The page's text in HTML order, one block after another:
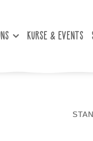
KURSE & EVENTS